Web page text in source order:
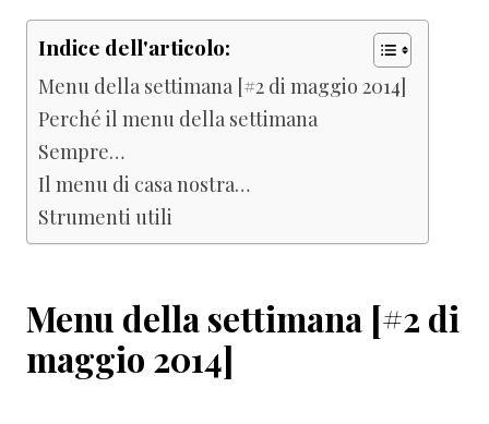
Indice dell'articolo:
Menu della settimana [#2 di maggio 2014]
Perché il menu della settimana
Sempre…
Il menu di casa nostra…
Strumenti utili
Menu della settimana [#2 di
maggio 2014]